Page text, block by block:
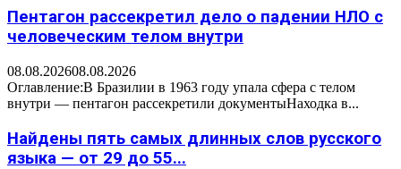
Пентагон рассекретил дело о падении НЛО с
человеческим телом внутри
08.08.202608.08.2026
Оглавление:В Бразилии в 1963 году упала сфера с телом
внутри — пентагон рассекретили документыНаходка в...
Найдены пять самых длинных слов русского
языка — от 29 до 55...